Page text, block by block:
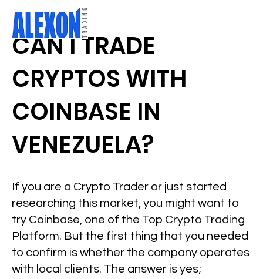
CAN I TRADE
CRYPTOS WITH
COINBASE IN
VENEZUELA?
If you are a Crypto Trader or just started
researching this market, you might want to
try Coinbase, one of the Top Crypto Trading
Platform. But the first thing that you needed
to confirm is whether the company operates
with local clients. The answer is yes;